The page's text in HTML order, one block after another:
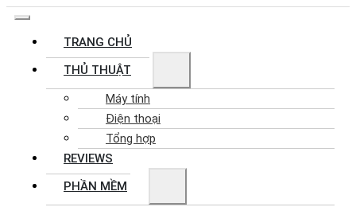
TRANG CHỦ
THỦ THUẬT
Máy tính
Điện thoại
Tổng hợp
REVIEWS
PHẦN MỀM